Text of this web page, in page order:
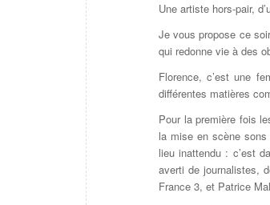
Une artiste hors-pair,
Je vous propose ce
qui redonne vie à des
Florence, c’est une
différentes matières
Pour la première fois
la mise en scène
lieu inattendu : c’est
averti de journalistes,
France 3, et Patrice